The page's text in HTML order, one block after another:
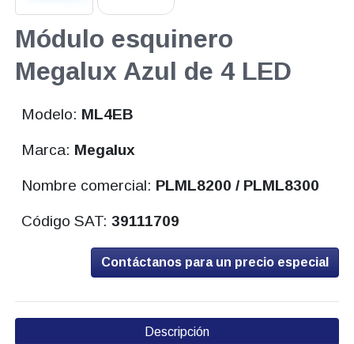
Módulo esquinero
Megalux Azul de 4 LED
Modelo: ML4EB
Marca: Megalux
Nombre comercial: PLML8200 / PLML8300
Código SAT:39111709
Contáctanos para un precio especial
Descripción